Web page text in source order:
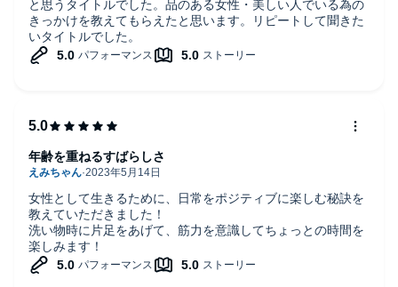
と思うタイトルでした。品のある女性・美しい人でいる為の
きっかけを教えてもらえたと思います。リピートして聞きた
いタイトルでした。
女性として生きるために、日常をポジティブに楽しむ秘訣を
教えていただきました！
洗い物時に片足をあげて、筋力を意識してちょっとの時間を
楽しみます！
年齢を重ねるすばらしさ